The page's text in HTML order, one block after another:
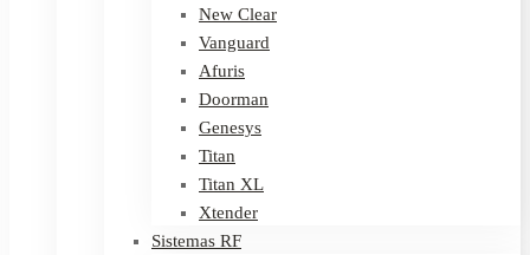
New Clear
Vanguard
Afuris
Doorman
Genesys
Titan
Titan XL
Xtender
Sistemas RF